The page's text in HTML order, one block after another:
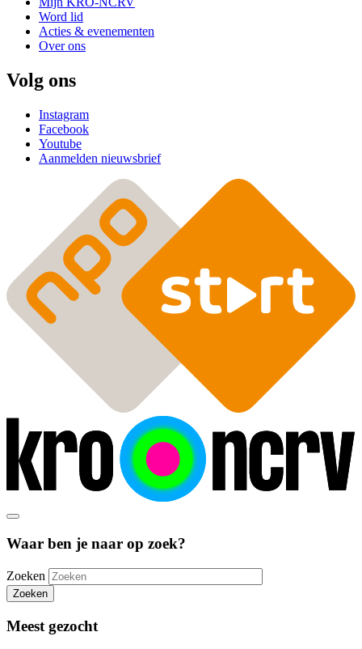
Word lid
Acties & evenementen
Over ons
Volg ons
Instagram
Facebook
Youtube
Aanmelden nieuwsbrief
Waar ben je naar op zoek?
Zoeken
Zoeken
Meest gezocht